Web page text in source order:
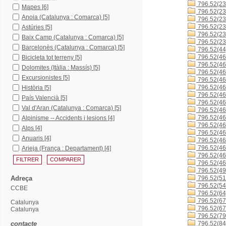
Mapes [6]
Anoia (Catalunya : Comarca) [5]
Astúries [5]
Baix Camp (Catalunya : Comarca) [5]
Barcelonès (Catalunya : Comarca) [5]
Bicicleta tot terreny [5]
Dolomites (Itàlia : Massís) [5]
Excursionistes [5]
Història [5]
País Valencià [5]
Val d'Aran (Catalunya : Comarca) [5]
Alpinisme -- Accidents i lesions [4]
Alps [4]
Anuaris [4]
Arieja (França : Departament) [4]
Adreça
CCBE
Catalunya
Catalunya
contacte